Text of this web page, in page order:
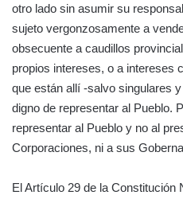
otro lado sin asumir su
sujeto vergonzosamente a
obsecuente a caudillos
propios intereses, o a intereses
que están allí -salvo singulares
digno de representar al Pueblo.
representar al Pueblo y no al
Corporaciones, ni a sus
El Artículo 29 de la Constitución